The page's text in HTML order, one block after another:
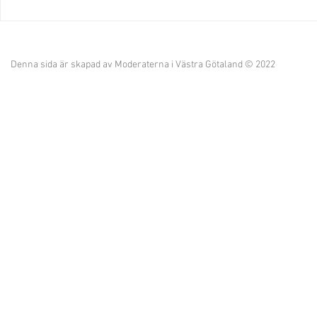
Denna sida är skapad av Moderaterna i Västra Götaland © 2022